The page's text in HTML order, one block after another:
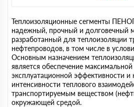
Теплоизоляционные сегменты
надежный, прочный и долговечный
разработанный для теплоизоляции
нефтепроводов, в том числе в
Основным назначением
является обеспечение
эксплуатационной эффективности
интенсивности теплового
транспортируемым веществом
окружающей средой.